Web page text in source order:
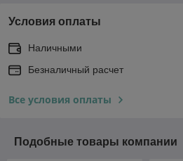
Условия оплаты
Наличными
Безналичный расчет
Все условия оплаты
Подобные товары компании